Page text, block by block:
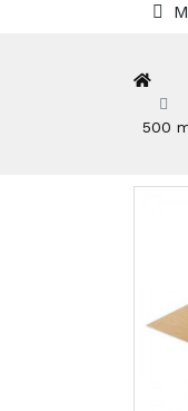
500